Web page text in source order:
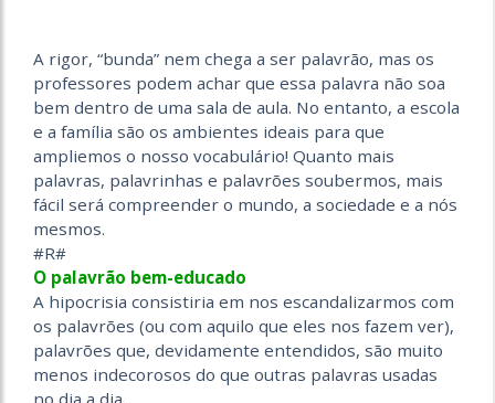
A rigor, “bunda” nem chega a ser palavrão, mas os
professores podem achar que essa palavra não soa
bem dentro de uma sala de aula. No entanto, a escola
e a família são os ambientes ideais para que
ampliemos o nosso vocabulário! Quanto mais
palavras, palavrinhas e palavrões soubermos, mais
fácil será compreender o mundo, a sociedade e a nós
mesmos.
#R#
O palavrão bem-educado
A hipocrisia consistiria em nos escandalizarmos com
os palavrões (ou com aquilo que eles nos fazem ver),
palavrões que, devidamente entendidos, são muito
menos indecorosos do que outras palavras usadas